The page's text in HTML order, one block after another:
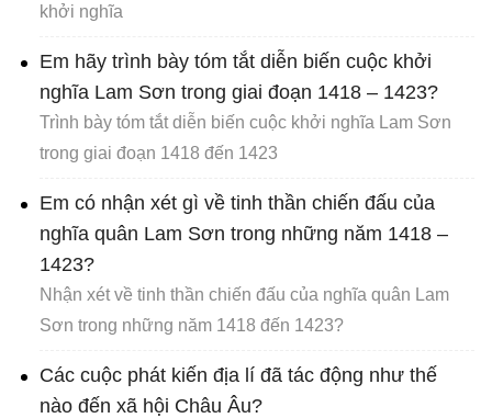
khởi nghĩa
Em hãy trình bày tóm tắt diễn biến cuộc khởi
nghĩa Lam Sơn trong giai đoạn 1418 – 1423?
Trình bày tóm tắt diễn biến cuộc khởi nghĩa Lam Sơn
trong giai đoạn 1418 đến 1423
Em có nhận xét gì về tinh thần chiến đấu của
nghĩa quân Lam Sơn trong những năm 1418 –
1423?
Nhận xét về tinh thần chiến đấu của nghĩa quân Lam
Sơn trong những năm 1418 đến 1423?
Các cuộc phát kiến địa lí đã tác động như thế
nào đến xã hội Châu Âu?